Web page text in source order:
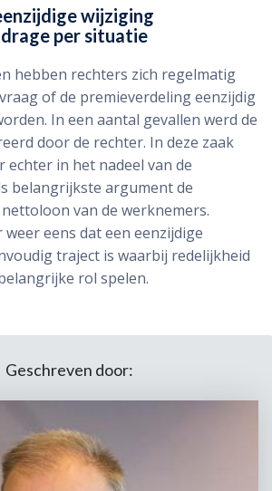
wijziging
per situatie
hebben rechters zich regelmatig
of de premieverdeling eenzijdig
In een aantal gevallen werd de
door de rechter. In deze zaak
echter in het nadeel van de
belangrijkste argument de
van de werknemers.
eens dat een eenzijdige
traject is waarbij redelijkheid
rol spelen.
Geschreven door: